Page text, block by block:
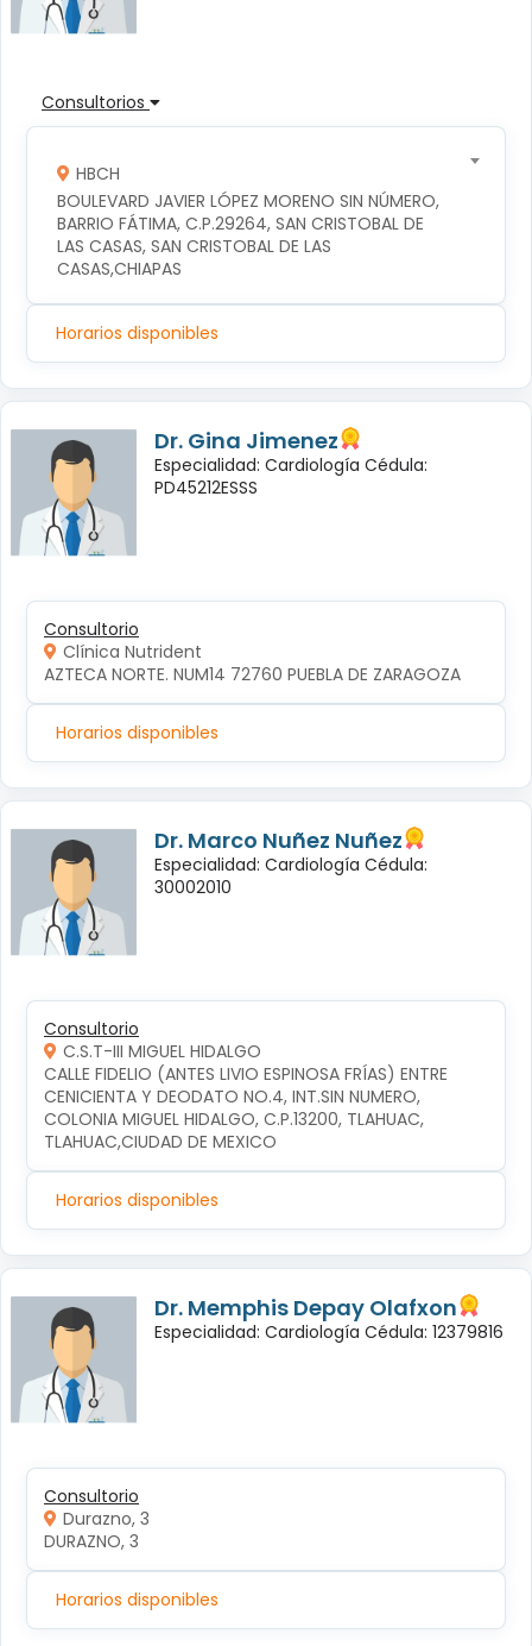
Consultorios
HBCH
BOULEVARD JAVIER LÓPEZ MORENO SIN NÚMERO,
BARRIO FÁTIMA, C.P.29264, SAN CRISTOBAL DE
LAS CASAS, SAN CRISTOBAL DE LAS
CASAS,CHIAPAS
Horarios disponibles
Dr. Gina Jimenez
Especialidad: Cardiología Cédula:
PD45212ESSS
Consultorio
Clínica Nutrident
AZTECA NORTE. NUM14 72760 PUEBLA DE ZARAGOZA
Horarios disponibles
Dr. Marco Nuñez Nuñez
Especialidad: Cardiología Cédula:
30002010
Consultorio
C.S.T-III MIGUEL HIDALGO
CALLE FIDELIO (ANTES LIVIO ESPINOSA FRÍAS) ENTRE
CENICIENTA Y DEODATO NO.4, INT.SIN NUMERO,
COLONIA MIGUEL HIDALGO, C.P.13200, TLAHUAC,
TLAHUAC,CIUDAD DE MEXICO
Horarios disponibles
Dr. Memphis Depay Olafxon
Especialidad: Cardiología Cédula: 12379816
Consultorio
Durazno, 3
DURAZNO, 3
Horarios disponibles